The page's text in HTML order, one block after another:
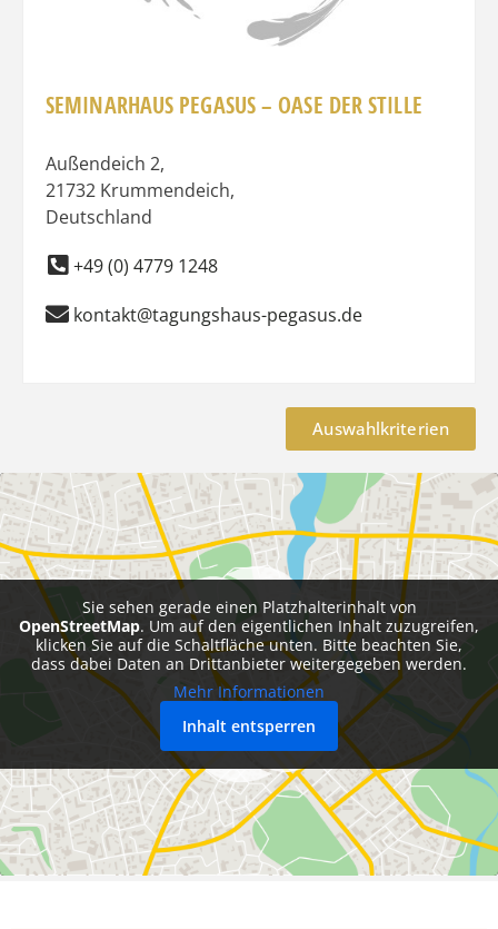
SEMINARHAUS PEGASUS – OASE DER STILLE
Außendeich 2,
21732 Krummendeich,
Deutschland
+49 (0) 4779 1248
kontakt@tagungshaus-pegasus.de
Auswahlkriterien
Sie sehen gerade einen Platzhalterinhalt von
OpenStreetMap. Um auf den eigentlichen Inhalt zuzugreifen,
klicken Sie auf die Schaltfläche unten. Bitte beachten Sie,
dass dabei Daten an Drittanbieter weitergegeben werden.
Mehr Informationen
Inhalt entsperren